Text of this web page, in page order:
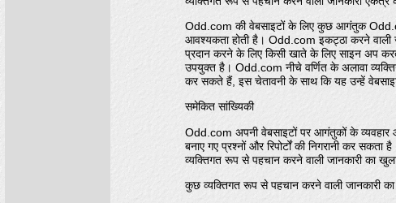
Odd.com की वेबसाइटों के लिए कुछ आगंतुक
आवश्यकता होती है। Odd.com इकट्ठा करने वाली
प्रदान करने के लिए किसी खाते के लिए साइन अप
उपयुक्त है। Odd.com नीचे वर्णित के अलावा
कर सकते हैं, इस चेतावनी के साथ कि यह उन्हें
समेकित सांख्यिकी
Odd.com अपनी वेबसाइटों पर आगंतुकों के
बनाए गए प्रश्नों और रिपोर्टों की निगरानी कर
व्यक्तिगत रूप से पहचान करने वाली जानकारी का
कुछ व्यक्तिगत रूप से पहचान करने वाली जानकारी का